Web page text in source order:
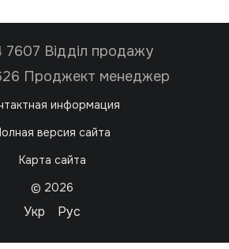
Відділ продажу
Проджект менеджер
информация
версия сайта
Карта сайта
© 2026
Укр Рус